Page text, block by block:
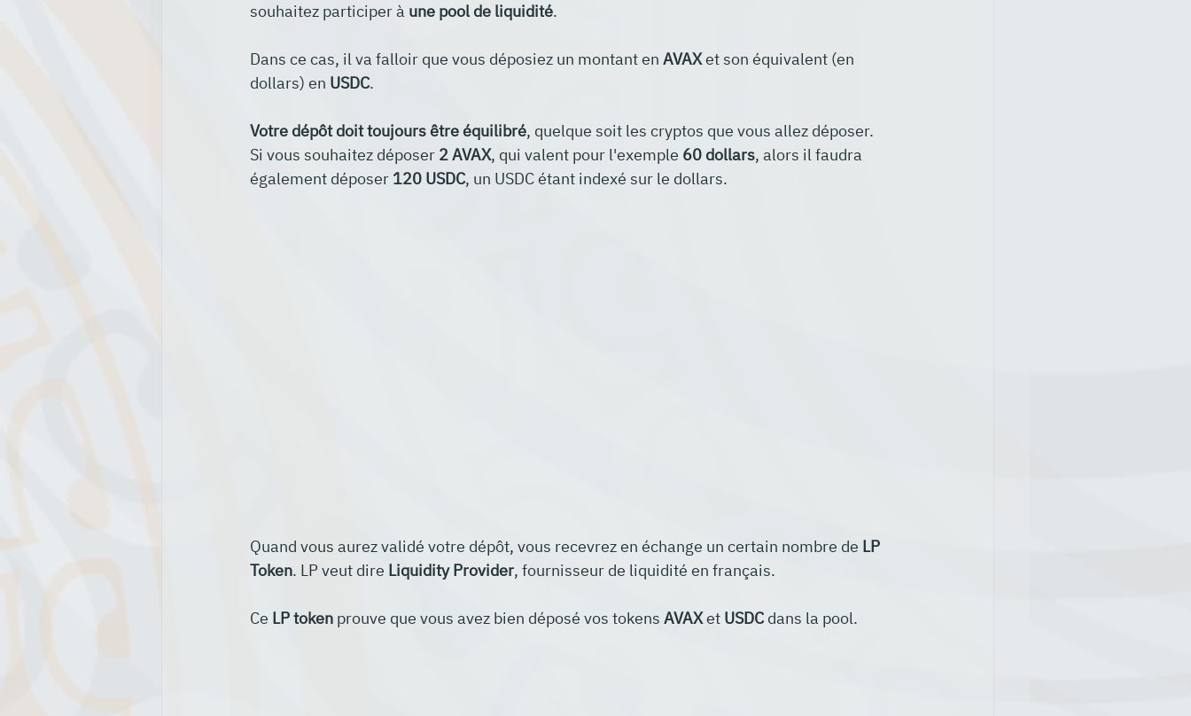
souhaitez participer à une pool de liquidité.
Dans ce cas, il va falloir que vous déposiez un montant en AVAX et son équivalent (en
dollars) en USDC.
Votre dépôt doit toujours être équilibré, quelque soit les cryptos que vous allez déposer.
Si vous souhaitez déposer 2 AVAX, qui valent pour l'exemple 60 dollars, alors il faudra
également déposer 120 USDC, un USDC étant indexé sur le dollars.
Quand vous aurez validé votre dépôt, vous recevrez en échange un certain nombre de LP
Token. LP veut dire Liquidity Provider, fournisseur de liquidité en français.
Ce LP token prouve que vous avez bien déposé vos tokens AVAX et USDC dans la pool.